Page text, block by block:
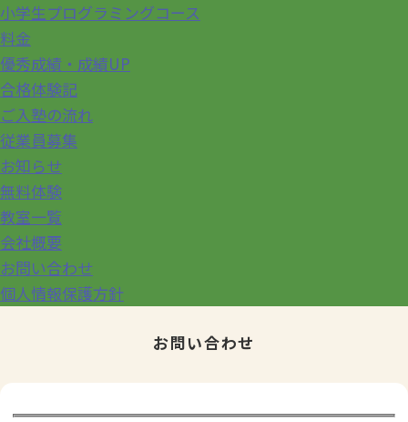
小学生プログラミングコース
料金
優秀成績・成績UP
合格体験記
ご入塾の流れ
従業員募集
お知らせ
無料体験
教室一覧
会社概要
お問い合わせ
個人情報保護方針
お問い合わせ